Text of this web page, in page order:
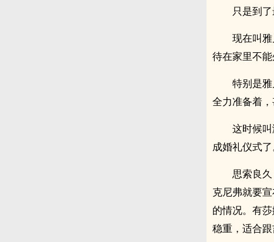
只是到
现在叫
待在家里不
特别是
全力准备着
这时候
成婚礼仪式了
思索良
克尼弗就要
的情况。有
稳重，适合